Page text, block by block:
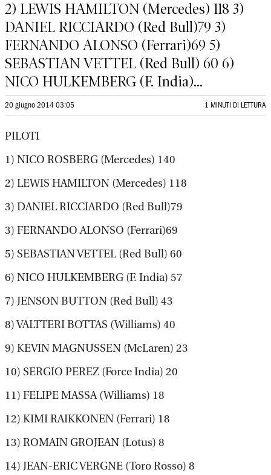
2) LEWIS HAMILTON (Mercedes) 118 3)
DANIEL RICCIARDO (Red Bull)79 3)
FERNANDO ALONSO (Ferrari)69 5)
SEBASTIAN VETTEL (Red Bull) 60 6)
NICO HULKEMBERG (F. India)...
20 giugno 2014 03:05 1 MINUTI DI LETTURA
PILOTI
1) NICO ROSBERG (Mercedes) 140
2) LEWIS HAMILTON (Mercedes) 118
3) DANIEL RICCIARDO (Red Bull)79
3) FERNANDO ALONSO (Ferrari)69
5) SEBASTIAN VETTEL (Red Bull) 60
6) NICO HULKEMBERG (F. India) 57
7) JENSON BUTTON (Red Bull) 43
8) VALTTERI BOTTAS (Williams) 40
9) KEVIN MAGNUSSEN (McLaren) 23
10) SERGIO PEREZ (Force India) 20
11) FELIPE MASSA (Williams) 18
12) KIMI RAIKKONEN (Ferrari) 18
13) ROMAIN GROJEAN (Lotus) 8
14) JEAN-ERIC VERGNE (Toro Rosso) 8